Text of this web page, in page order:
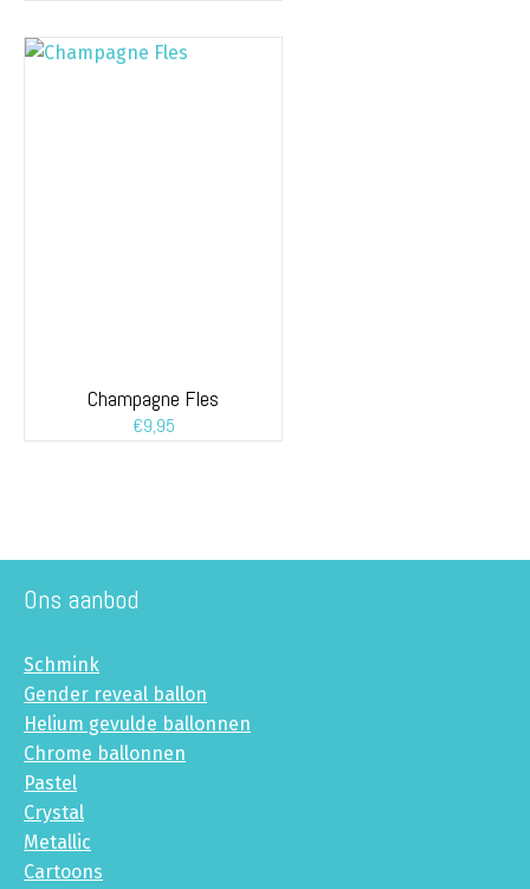
Champagne Fles
€9,95
Ons aanbod
Schmink
Gender reveal ballon
Helium gevulde ballonnen
Chrome ballonnen
Pastel
Crystal
Metallic
Cartoons